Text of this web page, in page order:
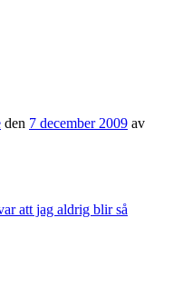
den 7 december 2009 av
att jag aldrig blir så